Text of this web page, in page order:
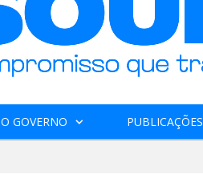
O GOVERNO PUBLICAÇÕES